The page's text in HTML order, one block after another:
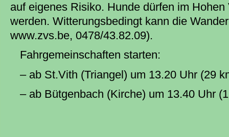
auf eigenes Risiko. Hunde dürfen im
werden. Witterungsbedingt kann die
www.zvs.be, 0478/43.82.09).
Fahrgemeinschaften starten:
– ab St.Vith (Triangel) um 13.20 Uhr (29
– ab Bütgenbach (Kirche) um 13.40 Uhr